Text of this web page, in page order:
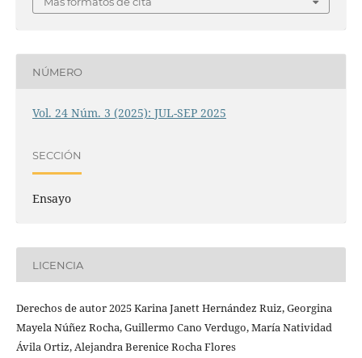
NÚMERO
Vol. 24 Núm. 3 (2025): JUL-SEP 2025
SECCIÓN
Ensayo
LICENCIA
Derechos de autor 2025 Karina Janett Hernández Ruiz, Georgina
Mayela Núñez Rocha, Guillermo Cano Verdugo, María Natividad
Ávila Ortiz, Alejandra Berenice Rocha Flores